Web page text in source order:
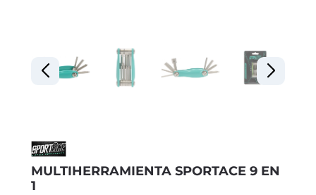
MULTIHERRAMIENTA SPORTACE 9 EN
1